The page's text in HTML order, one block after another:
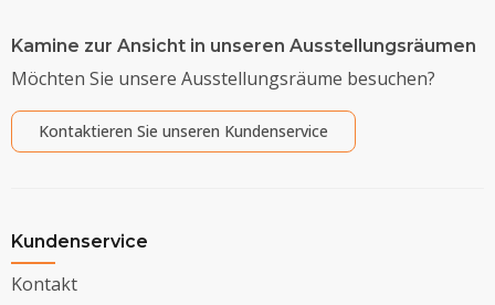
Kamine zur Ansicht in unseren Ausstellungsräumen
Möchten Sie unsere Ausstellungsräume besuchen?
Kontaktieren Sie unseren Kundenservice
Kundenservice
Kontakt